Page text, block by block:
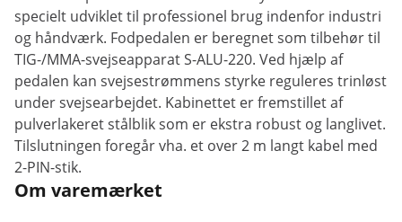
specielt udviklet til professionel brug indenfor industri
og håndværk. Fodpedalen er beregnet som tilbehør til
TIG-/MMA-svejseapparat S-ALU-220. Ved hjælp af
pedalen kan svejsestrømmens styrke reguleres trinløst
under svejsearbejdet. Kabinettet er fremstillet af
pulverlakeret stålblik som er ekstra robust og langlivet.
Tilslutningen foregår vha. et over 2 m langt kabel med
2-PIN-stik.
Om varemærket